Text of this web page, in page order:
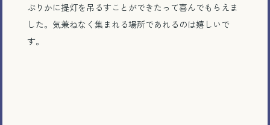
ぶりかに提灯を吊るすことができたって喜んでもらえま
した。気兼ねなく集まれる場所であれるのは嬉しいで
す。